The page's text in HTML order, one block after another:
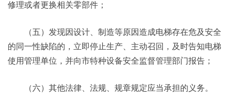
修理或者更换相关零部件；
（五）发现因设计、制造等原因造成电梯存在危及安全
的同一性缺陷的，立即停止生产、主动召回，及时告知电梯
使用管理单位，并向市特种设备安全监督管理部门报告；
（六）其他法律、法规、规章规定应当承担的义务。